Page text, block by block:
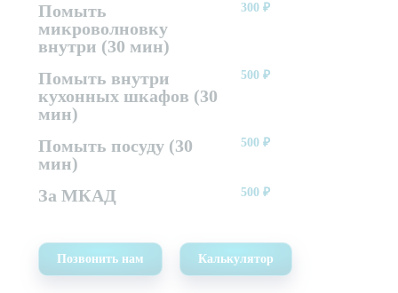
Помыть
микроволновку
внутри (30 мин)
300₽
Помыть внутри
кухонных шкафов (30
мин)
500₽
Помыть посуду (30
мин)
500₽
За МКАД 500₽
Позвонить нам Калькулятор